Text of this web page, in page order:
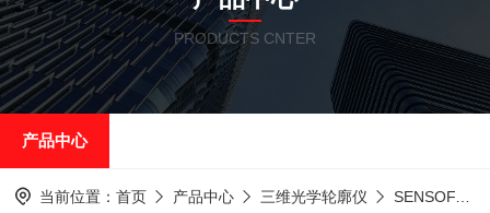
PRODUCTS CNTER
产品中心
当前位置： 首页 产品中心 三维光学轮廓仪 SENSOFAR共聚焦白光干涉仪